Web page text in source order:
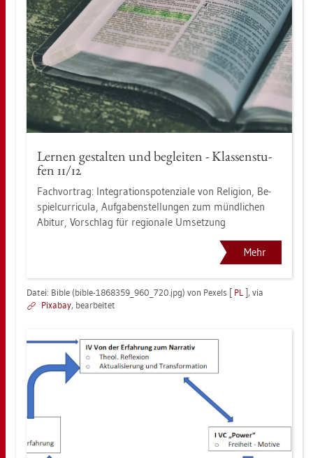
Ler­nen ge­stal­ten und be­glei­ten - Klas­sen­stu­
fen 11/12
Fach­vor­trag: In­te­gra­ti­ons­po­ten­zia­le von Re­li­gi­on, Be­
spiel­cur­ri­cu­la, Auf­ga­ben­stel­lun­gen zum münd­li­chen
Ab­itur, Vor­schlag für re­gio­na­le Um­set­zung
Mehr
Datei: Bible (bible-1868359_960_720.jpg) von Pe­xels [ PL], via
Pixabay, be­ar­bei­tet